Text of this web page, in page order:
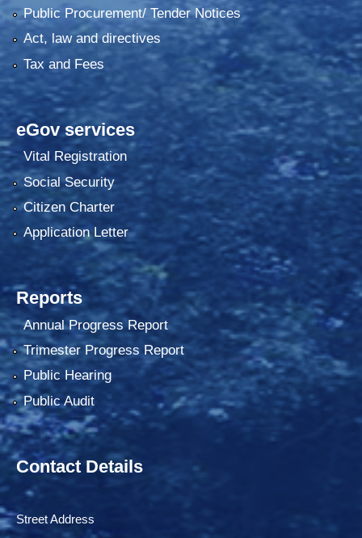
Public Procurement/ Tender Notices
Act, law and directives
Tax and Fees
eGov services
Vital Registration
Social Security
Citizen Charter
Application Letter
Reports
Annual Progress Report
Trimester Progress Report
Public Hearing
Public Audit
Contact Details
Street Address